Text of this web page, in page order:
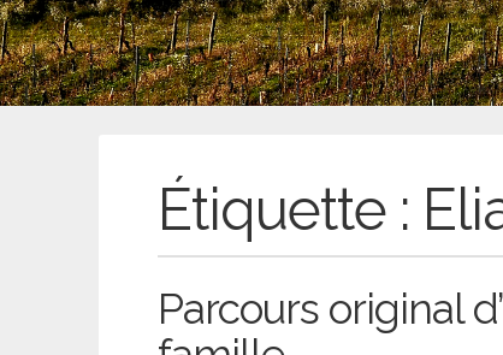
Étiquette :
Parcours original